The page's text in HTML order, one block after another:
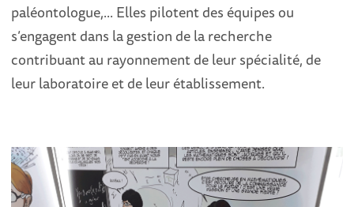
paléontologue,... Elles pilotent des équipes ou
s’engagent dans la gestion de la recherche
contribuant au rayonnement de leur spécialité, de
leur laboratoire et de leur établissement.